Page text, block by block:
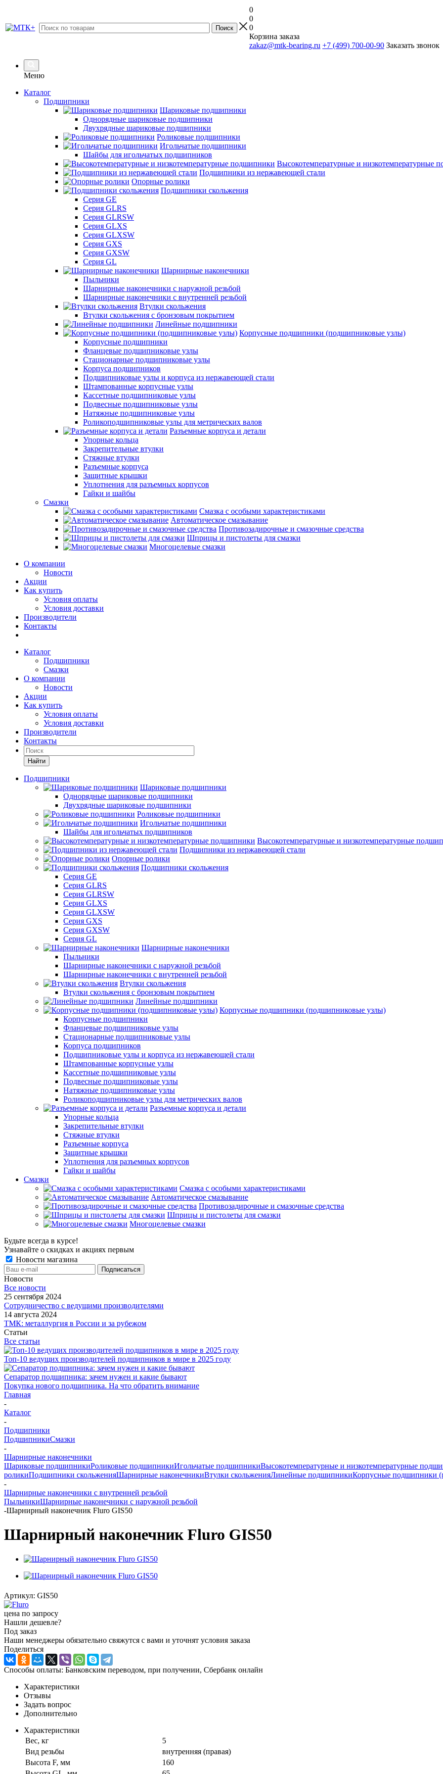
0
0
0
Корзина заказа
zakaz@mtk-bearing.ru +7 (499) 700-00-90 Заказать звонок
Меню
Каталог
Подшипники
Шариковые подшипники
Однорядные шариковые подшипники
Двухрядные шариковые подшипники
Роликовые подшипники
Игольчатые подшипники
Шайбы для игольчатых подшипников
Высокотемпературные и низкотемпературные
Подшипники из нержавеющей стали
Опорные ролики
Подшипники скольжения
Серия GE
Серия GLRS
Серия GLRSW
Серия GLXS
Серия GLXSW
Серия GXS
Серия GXSW
Серия GL
Шарнирные наконечники
Пыльники
Шарнирные наконечники с наружной резьбой
Шарнирные наконечники с внутренней резьбой
Втулки скольжения
Втулки скольжения с бронзовым покрытием
Линейные подшипники
Корпусные подшипники (подшипниковые узлы)
Корпусные подшипники
Фланцевые подшипниковые узлы
Стационарные подшипниковые узлы
Корпуса подшипников
Подшипниковые узлы и корпуса из нержавеющей стали
Штампованные корпусные узлы
Кассетные подшипниковые узлы
Подвесные подшипниковые узлы
Натяжные подшипниковые узлы
Роликоподшипниковые узлы для метрических валов
Разъемные корпуса и детали
Упорные кольца
Закрепительные втулки
Стяжные втулки
Разъемные корпуса
Защитные крышки
Уплотнения для разъемных корпусов
Гайки и шайбы
Смазки
Смазка с особыми характеристиками
Автоматическое смазывание
Противозадирочные и смазочные средства
Шприцы и пистолеты для смазки
Многоцелевые смазки
О компании
Новости
Акции
Как купить
Условия оплаты
Условия доставки
Производители
Контакты
Каталог
Подшипники
Смазки
О компании
Новости
Акции
Как купить
Условия оплаты
Условия доставки
Производители
Контакты
Найти
Подшипники
Шариковые подшипники
Однорядные шариковые подшипники
Двухрядные шариковые подшипники
Роликовые подшипники
Игольчатые подшипники
Шайбы для игольчатых подшипников
Высокотемпературные и низкотемпературные
Подшипники из нержавеющей стали
Опорные ролики
Подшипники скольжения
Серия GE
Серия GLRS
Серия GLRSW
Серия GLXS
Серия GLXSW
Серия GXS
Серия GXSW
Серия GL
Шарнирные наконечники
Пыльники
Шарнирные наконечники с наружной резьбой
Шарнирные наконечники с внутренней резьбой
Втулки скольжения
Втулки скольжения с бронзовым покрытием
Линейные подшипники
Корпусные подшипники (подшипниковые узлы)
Корпусные подшипники
Фланцевые подшипниковые узлы
Стационарные подшипниковые узлы
Корпуса подшипников
Подшипниковые узлы и корпуса из нержавеющей стали
Штампованные корпусные узлы
Кассетные подшипниковые узлы
Подвесные подшипниковые узлы
Натяжные подшипниковые узлы
Роликоподшипниковые узлы для метрических валов
Разъемные корпуса и детали
Упорные кольца
Закрепительные втулки
Стяжные втулки
Разъемные корпуса
Защитные крышки
Уплотнения для разъемных корпусов
Гайки и шайбы
Смазки
Смазка с особыми характеристиками
Автоматическое смазывание
Противозадирочные и смазочные средства
Шприцы и пистолеты для смазки
Многоцелевые смазки
Будьте всегда в курсе!
Узнавайте о скидках и акциях первым
Новости магазина
Новости
Все новости
25 сентября 2024
Сотрудничество с ведущими производителями
14 августа 2024
ТМК: металлургия в России и за рубежом
Статьи
Все статьи
Топ-10 ведущих производителей подшипников в мире в 2025 году
Сепаратор подшипника: зачем нужен и какие бывают
Покупка нового подшипника. На что обратить внимание
Главная
-
Каталог
-
Подшипники
ПодшипникиСмазки
-
Шарнирные наконечники
Шариковые подшипникиРоликовые подшипникиИгольчатые подшипникиВысокотемпературные и низкотемпературные
роликиПодшипники скольженияШарнирные наконечникиВтулки скольженияЛинейные подшипникиКорпусные подшипники
-
Шарнирные наконечники с внутренней резьбой
ПыльникиШарнирные наконечники с наружной резьбой
-Шарнирный наконечник Fluro GIS50
Шарнирный наконечник Fluro GIS50
Артикул: GIS50
цена по запросу
Нашли дешевле?
Под заказ
Наши менеджеры обязательно свяжутся с вами и уточнят условия заказа
Поделиться
Способы оплаты: Банковским переводом, при получении, Сбербанк онлайн
Характеристики
Отзывы
Задать вопрос
Дополнительно
Характеристики
Вес, кг
5
Вид резьбы
внутренняя (правая)
Высота F, мм
160